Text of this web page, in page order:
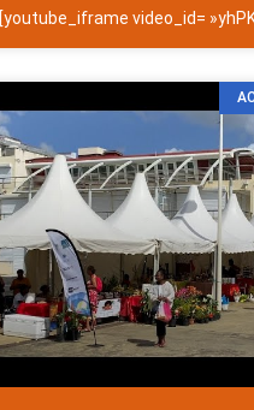
[youtube_iframe video_id=